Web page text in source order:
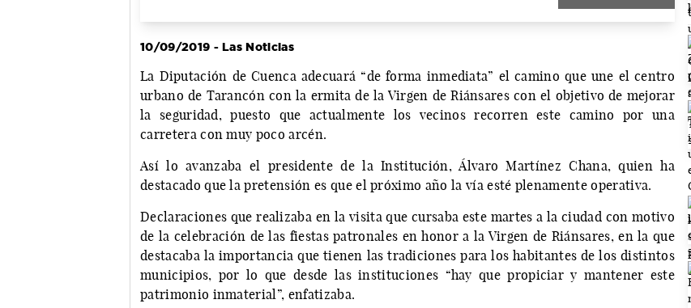
10/09/2019 - Las Noticias
La Diputación de Cuenca adecuará “de forma inmediata” el camino que une el centro
urbano de Tarancón con la ermita de la Virgen de Riánsares con el objetivo de mejorar
la seguridad, puesto que actualmente los vecinos recorren este camino por una
carretera con muy poco arcén.
Así lo avanzaba el presidente de la Institución, Álvaro Martínez Chana, quien ha
destacado que la pretensión es que el próximo año la vía esté plenamente operativa.
Declaraciones que realizaba en la visita que cursaba este martes a la ciudad con motivo
de la celebración de las fiestas patronales en honor a la Virgen de Riánsares, en la que
destacaba la importancia que tienen las tradiciones para los habitantes de los distintos
municipios, por lo que desde las instituciones “hay que propiciar y mantener este
patrimonio inmaterial”, enfatizaba.